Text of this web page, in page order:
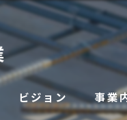
ビジョン 事業